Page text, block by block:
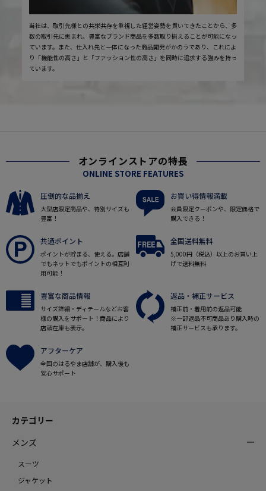
当社は、取引先様との共栄共存を重視した経営姿勢を貫いてきたことから、多
数の取引先に恵まれ、豊富なブランド商品を多数取り揃えることが可能になっ
ています。また、仕入れ先と一体になった商品開発がかのうであり、これによ
り「機能性の高さ」と「ファッション性の高さ」を同時に追求する強みを持っ
ています。
オンラインストアの特長
ONLINE STORE FEATURES
圧倒的な品揃え
大型店限定商品や、特別サイズも
豊富！
お買い得情報満載
会員限定クーポンや、限定価格で
購入できる！
共通ポイント
ポイントが貯まる、使える。店舗
でもネットでもポイントの相互利
用可能！
全国送料無料
5,000円（税込）以上のお買い上
げで送料無料
豊富な商品情報
サイズ詳細・ディテールなどお客
様の購入をサポート！商品により
店頭在庫も表示。
返品・補正サービス
補正前・着用前の返品可能
※一部返品不可商品あり購入時の
補正サービスも承ります。
アフターケア
全国のはるやま店舗が、購入後も
安心サポート
カテゴリー
メンズ
スーツ
ジャケット